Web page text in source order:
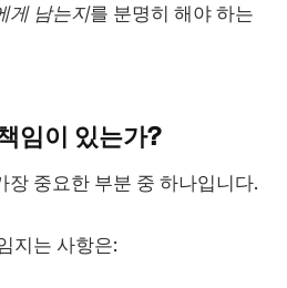
게 남는지를 분명히 해야 하는
임이 있는가?
장 중요한 부분 중 하나입니다.
지는 사항은: